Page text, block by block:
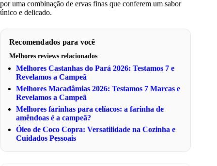
por uma combinação de ervas finas que conferem um sabor
único e delicado.
Recomendados para você
Melhores reviews relacionados
Melhores Castanhas do Pará 2026: Testamos 7 e
Revelamos a Campeã
Melhores Macadâmias 2026: Testamos 7 Marcas e
Revelamos a Campeã
Melhores farinhas para celíacos: a farinha de
amêndoas é a campeã?
Óleo de Coco Copra: Versatilidade na Cozinha e
Cuidados Pessoais